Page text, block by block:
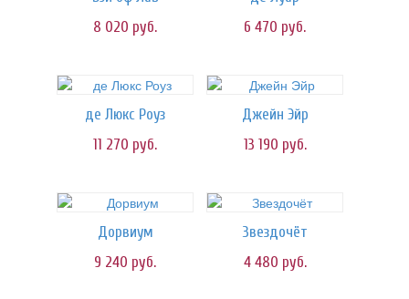
8 020 руб.
6 470 руб.
де Люкс Роуз
11 270 руб.
Джейн Эйр
13 190 руб.
Дорвиум
9 240 руб.
Звездочёт
4 480 руб.